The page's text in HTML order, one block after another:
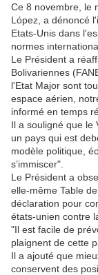
Ce 8 novembre, le
López, a dénoncé
Etats-Unis dans
normes
Le Président a
Bolivariennes
l'Etat Major sont
espace aérien,
informé en temps
Il a souligné que le
un pays qui est
modèle politique,
s’immiscer".
Le Président a
elle-même Table
déclaration pour
états-unien contre
"Il est facile de
plaignent de cette
Il a ajouté que
conservent des